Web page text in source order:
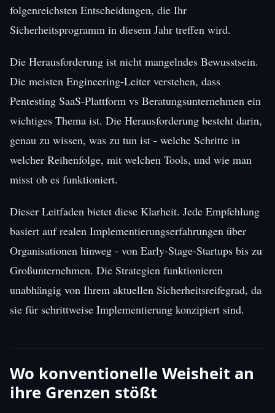
folgenreichsten Entscheidungen, die Ihr
Sicherheitsprogramm in diesem Jahr treffen wird.
Die Herausforderung ist nicht mangelndes Bewusstsein.
Die meisten Engineering-Leiter verstehen, dass
Pentesting SaaS-Plattform vs Beratungsunternehmen ein
wichtiges Thema ist. Die Herausforderung besteht darin,
genau zu wissen, was zu tun ist - welche Schritte in
welcher Reihenfolge, mit welchen Tools, und wie man
misst ob es funktioniert.
Dieser Leitfaden bietet diese Klarheit. Jede Empfehlung
basiert auf realen Implementierungserfahrungen über
Organisationen hinweg - von Early-Stage-Startups bis zu
Großunternehmen. Die Strategien funktionieren
unabhängig von Ihrem aktuellen Sicherheitsreifegrad, da
sie für schrittweise Implementierung konzipiert sind.
Wo konventionelle Weisheit an
ihre Grenzen stößt